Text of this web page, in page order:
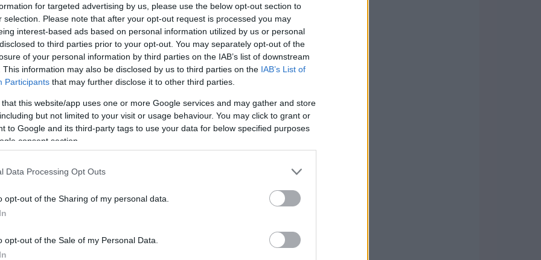
for targeted advertising by us, please use the below opt-out section to
selection. Please note that after your opt-out request is processed you may
interest-based ads based on personal information utilized by us or personal
to third parties prior to your opt-out. You may separately opt-out of the
of your personal information by third parties on the IAB’s list of downstream
This information may also be disclosed by us to third parties on the IAB’s List of
Participants that may further disclose it to other third parties.
that this website/app uses one or more Google services and may gather and store
but not limited to your visit or usage behaviour. You may click to grant or
to Google and its third-party tags to use your data for below specified purposes
consent section.
Data Processing Opt Outs
opt-out of the Sharing of my personal data.
opt-out of the Sale of my Personal Data.
non solo per la sera
possono sembrare impegnative da